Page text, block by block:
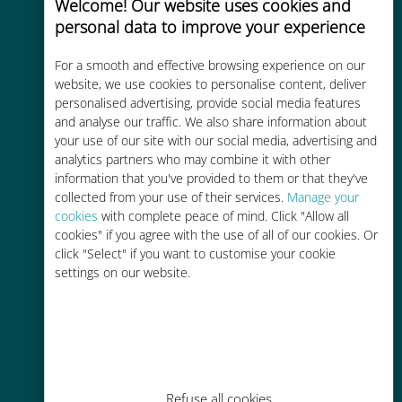
Welcome! Our website uses cookies and
personal data to improve your experience
For a smooth and effective browsing experience on our
website, we use cookies to personalise content, deliver
personalised advertising, provide social media features
and analyse our traffic. We also share information about
your use of our site with our social media, advertising and
analytics partners who may combine it with other
information that you've provided to them or that they've
collected from your use of their services. Manage your
cookies with complete peace of mind. Click "Allow all
cookies" if you agree with the use of all of our cookies. Or
click "Select" if you want to customise your cookie
settings on our website.
Refuse all cookies
Uygun maliyetli
Mevcut operatörünüzle dolaşım
ücretlerinden %90'a kadar daha
ucuz
Kolay doldurma
Ubigi uygulaması aracılığıyla her